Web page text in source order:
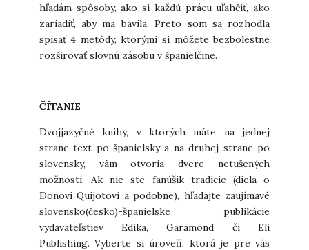
hľadám spôsoby, ako si každú prácu uľahčiť, ako
zariadiť, aby ma bavila. Preto som sa rozhodla
spísať 4 metódy, ktorými si môžete bezbolestne
rozširovať slovnú zásobu v španielčine.
ČÍTANIE
Dvojjazyčné knihy, v ktorých máte na jednej
strane text po španielsky a na druhej strane po
slovensky, vám otvoria dvere netušených
možností. Ak nie ste fanúšik tradície (diela o
Donovi Quijotovi a podobne), hľadajte zaujímavé
slovensko(česko)-španielske publikácie
vydavateľstiev Edika, Garamond či Eli
Publishing. Vyberte si úroveň, ktorá je pre vás